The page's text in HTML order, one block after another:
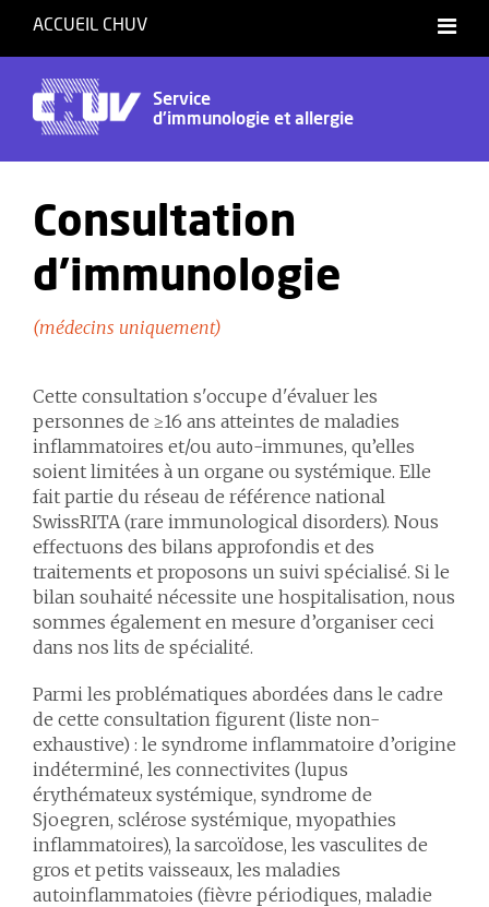
ACCUEIL CHUV
Service
d'immunologie et allergie
Consultation
d'immunologie
(médecins uniquement)
Cette consultation s'occupe d'évaluer les
personnes de ≥16 ans atteintes de maladies
inflammatoires et/ou auto-immunes, qu’elles
soient limitées à un organe ou systémique. Elle
fait partie du réseau de référence national
SwissRITA (rare immunological disorders). Nous
effectuons des bilans approfondis et des
traitements et proposons un suivi spécialisé. Si le
bilan souhaité nécessite une hospitalisation, nous
sommes également en mesure d’organiser ceci
dans nos lits de spécialité.
Parmi les problématiques abordées dans le cadre
de cette consultation figurent (liste non-
exhaustive) : le syndrome inflammatoire d’origine
indéterminé, les connectivites (lupus
érythémateux systémique, syndrome de
Sjoegren, sclérose systémique, myopathies
inflammatoires), la sarcoïdose, les vasculites de
gros et petits vaisseaux, les maladies
autoinflammatoies (fièvre périodiques, maladie